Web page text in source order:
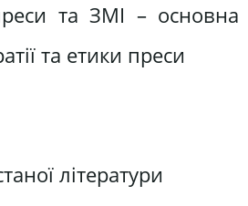
та ЗМІ – основна
та етики преси
літератури